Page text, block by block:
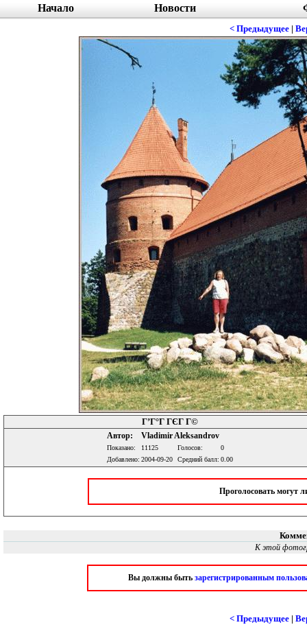
Начало Новости
< Предыдущее |
Г’Г°Г ГЄГ Г©
Автор: Vladimir Aleksandrov
Показано: 11125 Голосов:
0
Добавлено: 2004-09-20 Средний балл: 0.00
Проголосовать могут
К этой
Вы должны быть зарегистрированным
< Предыдущее |